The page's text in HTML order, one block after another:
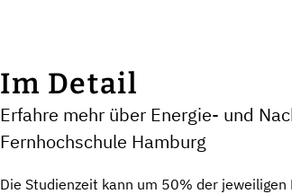
Im Detail
Erfahre mehr über Energie- und
Fernhochschule Hamburg
Die Studienzeit kann um 50% der